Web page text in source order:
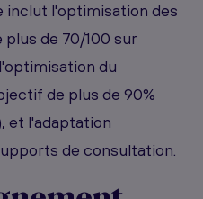
l'optimisation des
de 70/100 sur
du
de plus de 90%
et l'adaptation
de consultation.